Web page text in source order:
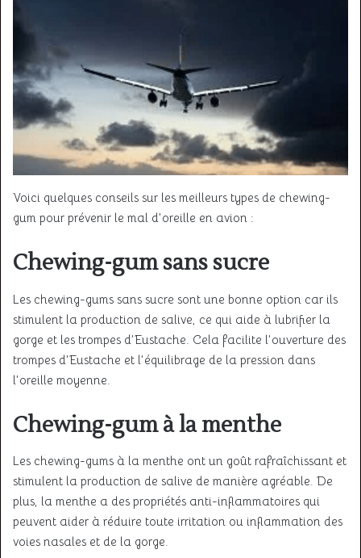
Voici quelques conseils sur les meilleurs types de chewing-
gum pour prévenir le mal d’oreille en avion :
Chewing-gum sans sucre
Les chewing-gums sans sucre sont une bonne option car ils
stimulent la production de salive, ce qui aide à lubrifier la
gorge et les trompes d’Eustache. Cela facilite l’ouverture des
trompes d’Eustache et l’équilibrage de la pression dans
l’oreille moyenne.
Chewing-gum à la menthe
Les chewing-gums à la menthe ont un goût rafraîchissant et
stimulent la production de salive de manière agréable. De
plus, la menthe a des propriétés anti-inflammatoires qui
peuvent aider à réduire toute irritation ou inflammation des
voies nasales et de la gorge.